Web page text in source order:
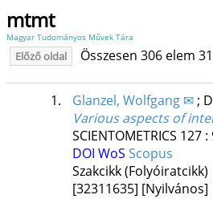
mtmt
Magyar Tudományos Művek Tára
Előző oldal Összesen 306 elem
1. Glanzel, Wolfgang ✉;
Various aspects of
SCIENTOMETRICS 127:
DOI WoS Scopus
Szakcikk
[32311635] [Nyilvános]